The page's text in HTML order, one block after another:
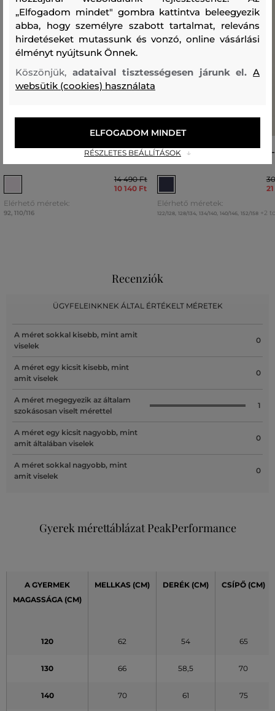
TRÉNINGRUHA RÖVIDNADRÁG GANT
14 490 Ft
10 140 Ft
Elérhető méretek:
92, 110/116
TRÉNINGNADRÁG GANT
Elérhető méretek:
122/128 128/134 134/140 140/146 152/158 +2
Recenziók
ÜGYFELEINKNEK ÁLTAL ÉRTÉKELT MÉRETEK
A méret sokkal kisebb, mint amit
viselek
0
A méret egy kicsit kisebb, mint
amit viselek
0
A méret megegyezik az általam
szokásosan viselt mérettel
1
A méret egy kicsit nagyobb, mint
amit általában viselek
0
A méret sokkal nagyobb, mint
amit viselek
0
Gyerek mérettáblázat PeakPerformance
A GYERMEK
MAGASSÁGA (CM)
MELLKAS (CM) DERÉK (CM) CSÍPŐ (CM)
120 62 54 65
130 66 58,5 70
140 70 61 75
„Elfogadom mindet" gombra kattintva beleegyezik
abba, hogy személyre szabott tartalmat, releváns
hirdetéseket mutassunk és vonzó, online vásárlási
élményt nyújtsunk Önnek.
Köszönjük, adataival tisztességesen járunk el.A
websütik (cookies) használata
RÉSZLETES BEÁLLÍTÁSOK
ELFOGADOM MINDET